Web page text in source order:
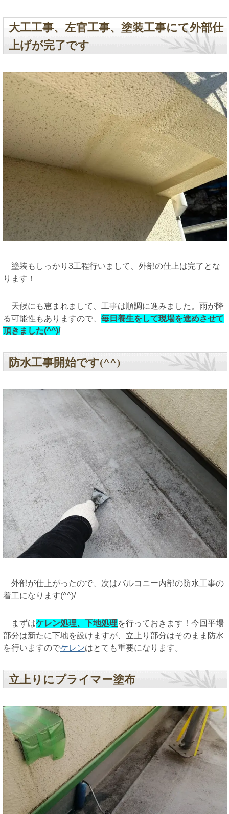
大工工事、左官工事、塗装工事にて外部仕
上げが完了です
塗装もしっかり3工程行いまして、外部の仕上は完了とな
ります！
天候にも恵まれまして、工事は順調に進みました。雨が降
る可能性もありますので、 毎日養生をして現場を進めさせて
頂きました(^^)/
防水工事開始です(^^)
外部が仕上がったので、次はバルコニー内部の防水工事の
着工になります(^^)/
まずはケレン処理、下地処理を行っておきます！今回平場
部分は新たに下地を設けますが、立上り部分はそのまま防水
を行いますのでケレンはとても重要になります。
立上りにプライマー塗布